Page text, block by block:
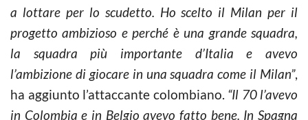
a lottare per lo scudetto. Ho scelto il Milan per il
progetto ambizioso e perché è una grande squadra,
la squadra più importante d’Italia e avevo
l’ambizione di giocare in una squadra come il Milan”,
ha aggiunto l’attaccante colombiano. “Il 70 l’avevo
in Colombia e in Belgio avevo fatto bene. In Spagna